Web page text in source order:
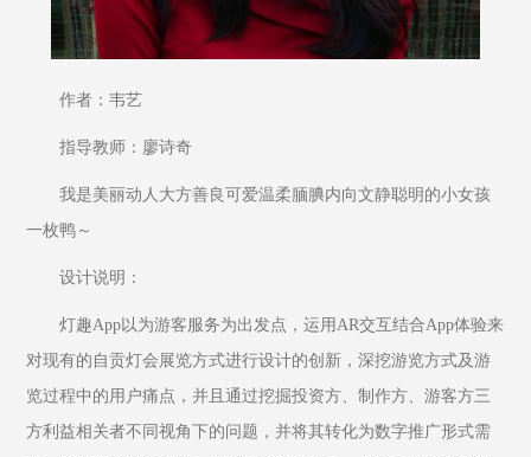
作者：韦艺
指导教师：廖诗奇
我是美丽动人大方善良可爱温柔腼腆内向文静聪明的小女孩
一枚鸭～
设计说明：
灯趣App以为游客服务为出发点，运用AR交互结合App体验来
对现有的自贡灯会展览方式进行设计的创新，深挖游览方式及游
览过程中的用户痛点，并且通过挖掘投资方、制作方、游客方三
方利益相关者不同视角下的问题，并将其转化为数字推广形式需